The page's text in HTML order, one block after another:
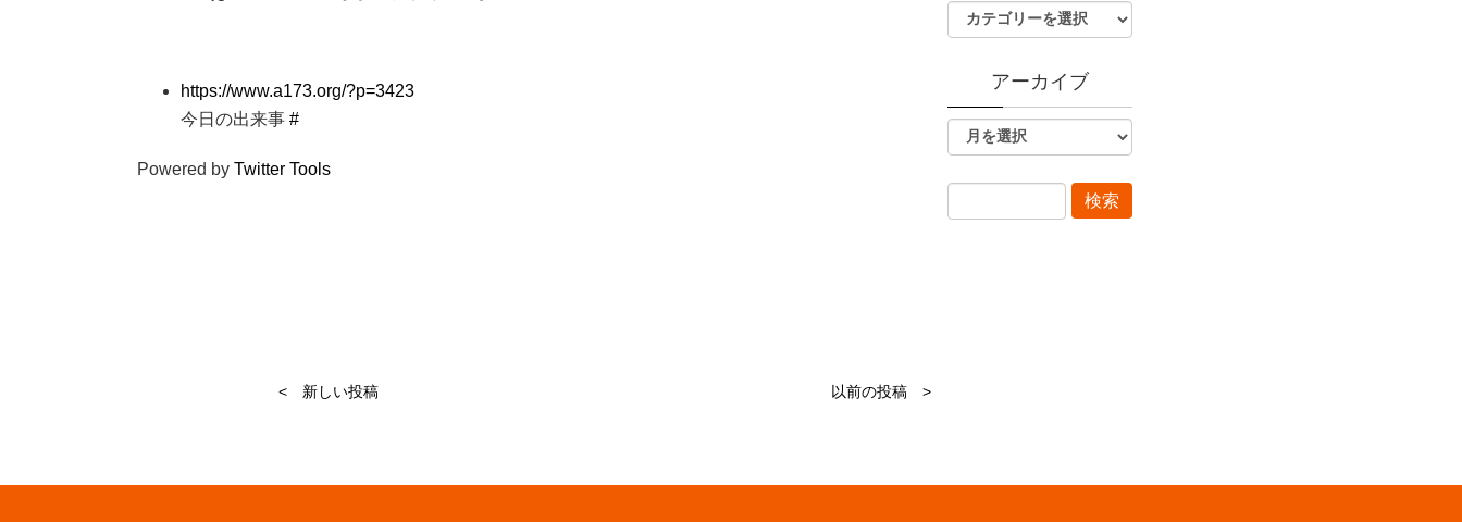
https://www.a173.org/?p=3423
今日の出来事 #
Powered by Twitter Tools
< 新しい投稿 以前の投稿 >
アーカイブ